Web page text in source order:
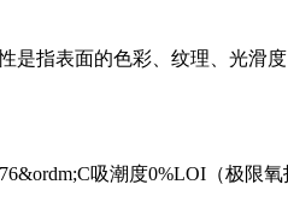
是指表面的色彩、纹理、光滑
吸潮度0%LOI（极限氧